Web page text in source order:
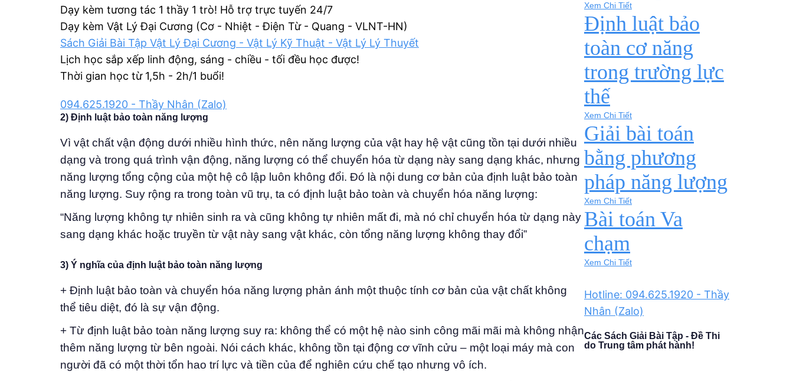
Dạy kèm tương tác 1 thầy 1 trò! Hỗ trợ trực tuyến 24/7
Dạy kèm Vật Lý Đại Cương (Cơ - Nhiệt - Điện Từ - Quang - VLNT-HN)
Sách Giải Bài Tập Vật Lý Đại Cương - Vật Lý Kỹ Thuật - Vật Lý Lý Thuyết
Lịch học sắp xếp linh động, sáng - chiều - tối đều học được!
Thời gian học từ 1,5h - 2h/1 buổi!
094.625.1920 - Thầy Nhân (Zalo)
2) Định luật bảo toàn năng lượng
Vì vật chất vận động dưới nhiều hình thức, nên năng lượng của vật hay hệ vật cũng tồn tại dưới nhiều
dạng và trong quá trình vận động, năng lượng có thể chuyển hóa từ dạng này sang dạng khác, nhưng
năng lượng tổng cộng của một hệ cô lập luôn không đổi. Đó là nội dung cơ bản của định luật bảo toàn
năng lượng. Suy rộng ra trong toàn vũ trụ, ta có định luật bảo toàn và chuyển hóa năng lượng:
“Năng lượng không tự nhiên sinh ra và cũng không tự nhiên mất đi, mà nó chỉ chuyển hóa từ dạng này
sang dạng khác hoặc truyền từ vật này sang vật khác, còn tổng năng lượng không thay đổi”
3) Ý nghĩa của định luật bảo toàn năng lượng
+ Định luật bảo toàn và chuyển hóa năng lượng phản ánh một thuộc tính cơ bản của vật chất không
thể tiêu diệt, đó là sự vận động.
+ Từ định luật bảo toàn năng lượng suy ra: không thể có một hệ nào sinh công mãi mãi mà không nhận
thêm năng lượng từ bên ngoài. Nói cách khác, không tồn tại động cơ vĩnh cửu – một loại máy mà con
người đã có một thời tổn hao trí lực và tiền của để nghiên cứu chế tạo nhưng vô ích.
Xem Chi Tiết
Định luật bảo
toàn cơ năng
trong trường lực
thế
Xem Chi Tiết
Giải bài toán
bằng phương
pháp năng lượng
Xem Chi Tiết
Bài toán Va
chạm
Xem Chi Tiết
Hotline: 094.625.1920 - Thầy
Nhân (Zalo)
Các Sách Giải Bài Tập - Đề Thi
do Trung tâm phát hành!